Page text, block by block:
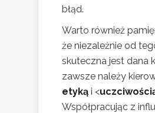
błąd.
Warto również
że niezależnie od
skuteczna jest dana
zawsze należy
etyką i <
Współpracując z